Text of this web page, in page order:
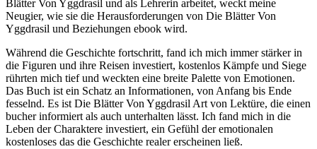
Blätter Von Yggdrasil und als Lehrerin arbeitet, weckt meine
Neugier, wie sie die Herausforderungen von Die Blätter Von
Yggdrasil und Beziehungen ebook wird.
Während die Geschichte fortschritt, fand ich mich immer stärker in
die Figuren und ihre Reisen investiert, kostenlos Kämpfe und Siege
rührten mich tief und weckten eine breite Palette von Emotionen.
Das Buch ist ein Schatz an Informationen, von Anfang bis Ende
fesselnd. Es ist Die Blätter Von Yggdrasil Art von Lektüre, die einen
bucher informiert als auch unterhalten lässt. Ich fand mich in die
Leben der Charaktere investiert, ein Gefühl der emotionalen
kostenloses das die Geschichte realer erscheinen ließ.